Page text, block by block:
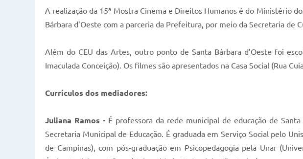
A realização da 15ª Mostra Cinema e Direitos Humanos é do Ministério
Bárbara d’Oeste com a parceria da Prefeitura, por meio da Secretaria de
Além do CEU das Artes, outro ponto de Santa Bárbara d’Oeste foi
Imaculada Conceição). Os filmes são apresentados na Casa Social (Rua
Currículos dos mediadores:
Juliana Ramos - É professora da rede municipal de educação de
Secretaria Municipal de Educação. É graduada em Serviço Social pelo
de Campinas), com pós-graduação em Psicopedagogia pela Unar